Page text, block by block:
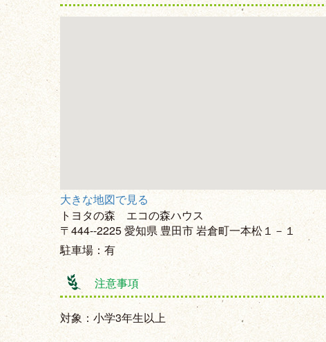
大きな地図で見る
トヨタの森 エコの森ハウス
〒444--2225 愛知県 豊田市 岩倉町一本松１－１
駐車場：有
注意事項
対象：小学3年生以上